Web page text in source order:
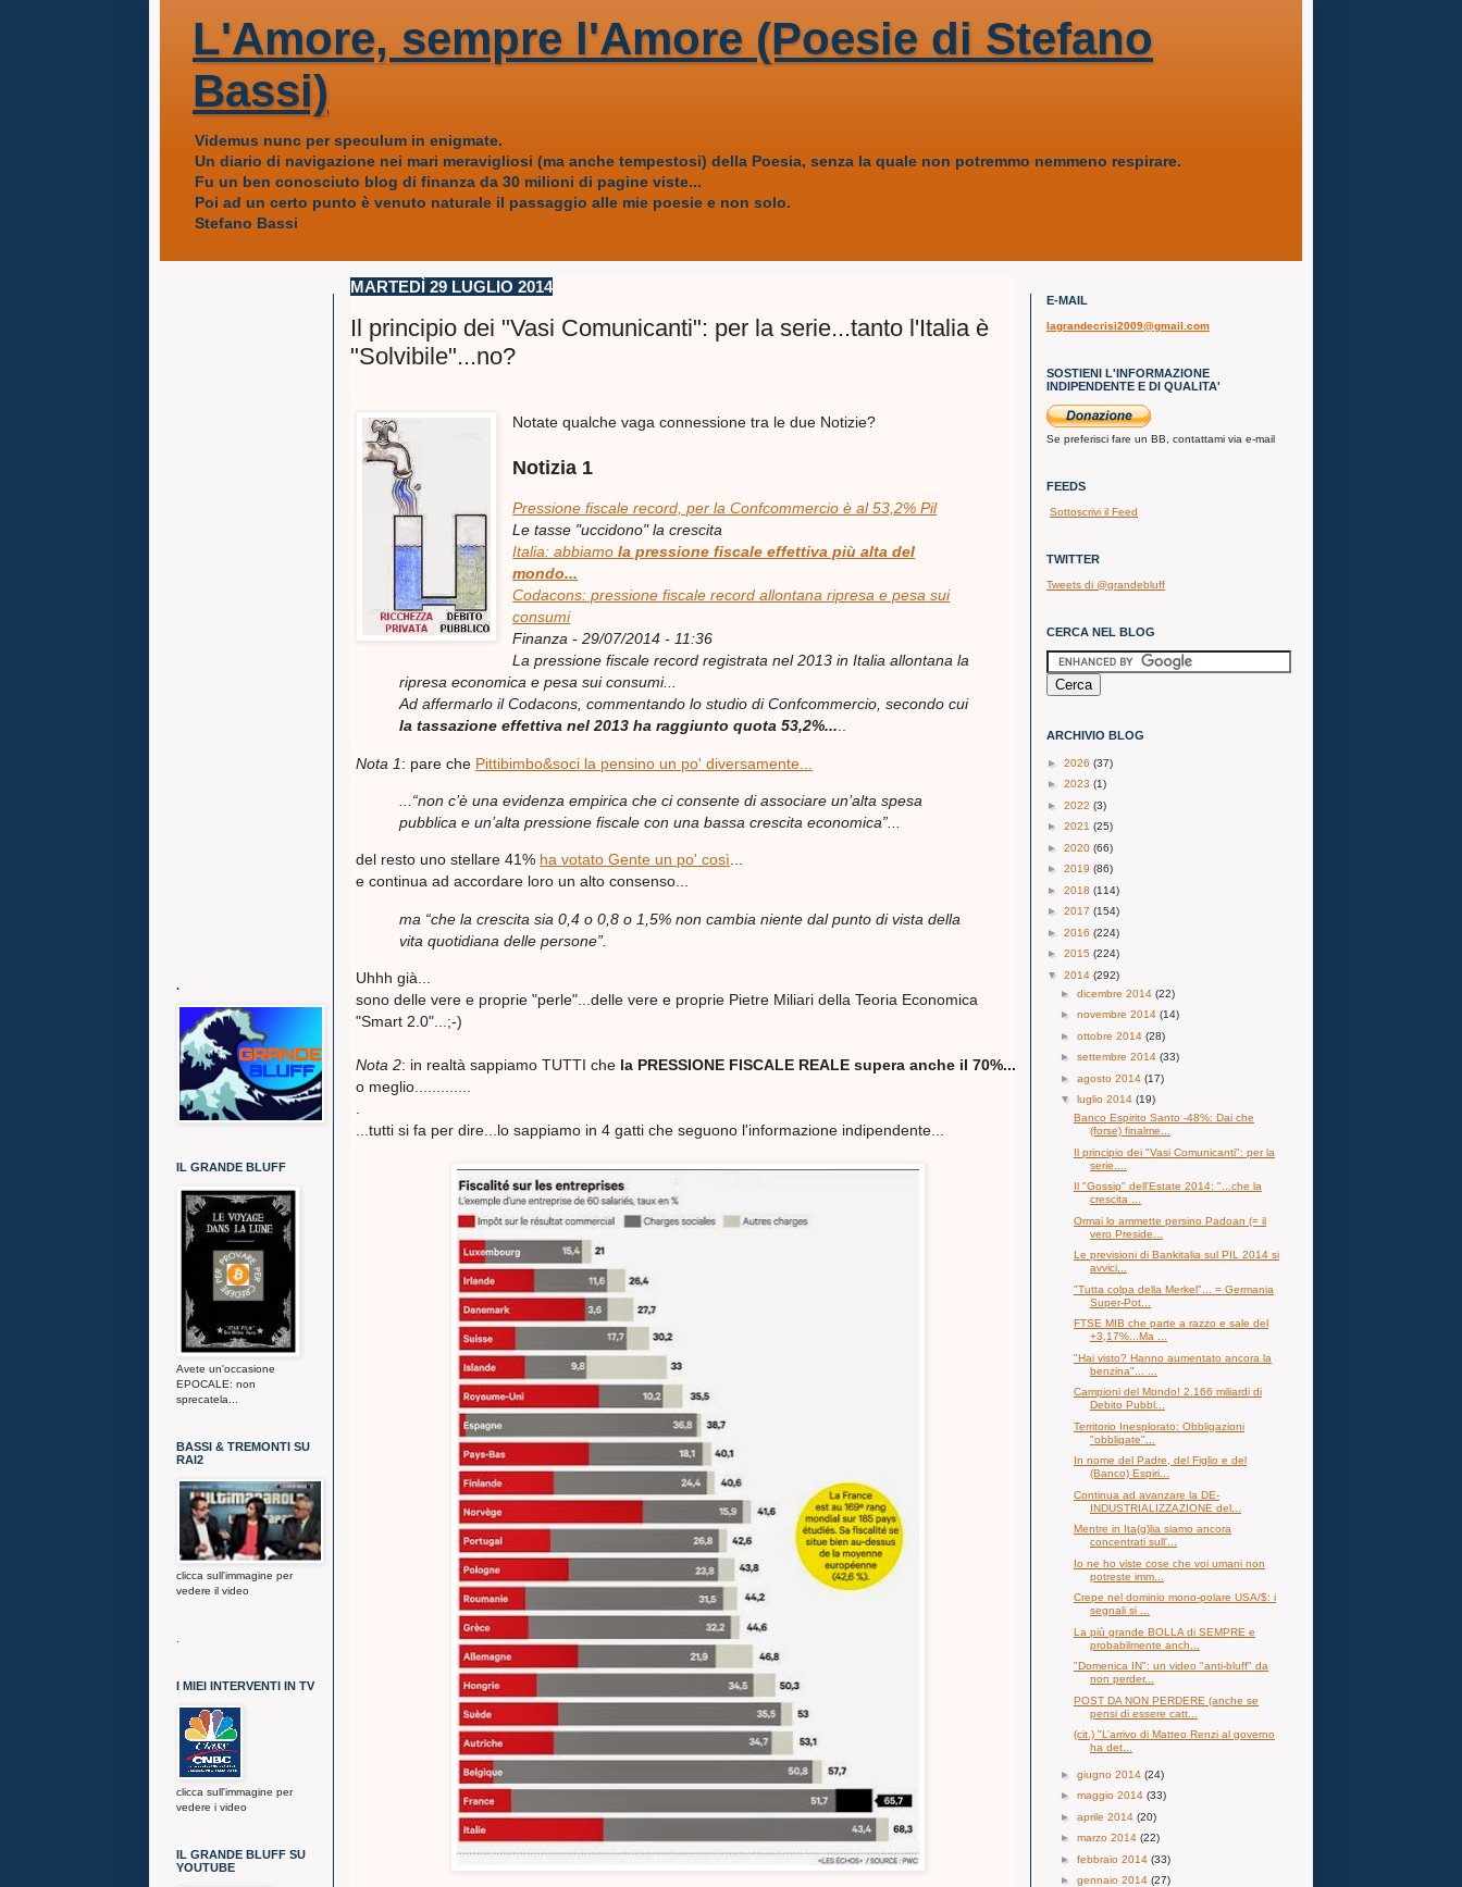
L'Amore, sempre l'Amore (Poesie di Stefano
Bassi)
Videmus nunc per speculum in enigmate.
Un diario di navigazione nei mari meravigliosi (ma anche tempestosi) della Poesia, senza la quale non potremmo nemmeno respirare.
Fu un ben conosciuto blog di finanza da 30 milioni di pagine viste...
Poi ad un certo punto è venuto naturale il passaggio alle mie poesie e non solo.
Stefano Bassi
MARTEDÌ 29 LUGLIO 2014
Il principio dei "Vasi Comunicanti": per la serie...tanto l'Italia è
"Solvibile"...no?
Notate qualche vaga connessione tra le due Notizie?
Notizia 1
Pressione fiscale record, per la Confcommercio è al 53,2% Pil
Le tasse "uccidono" la crescita
Italia: abbiamola pressione fiscale effettiva più alta del
mondo...
Codacons: pressione fiscale record allontana ripresa e pesa sui
consumi
Finanza - 29/07/2014 - 11:36
La pressione fiscale record registrata nel 2013 in Italia allontana la
ripresa economica e pesa sui consumi...
Ad affermarlo il Codacons, commentando lo studio di Confcommercio, secondo cui
la tassazione effettiva nel 2013 ha raggiunto quota 53,2%.....
Nota 1: pare che Pittibimbo&soci la pensino un po' diversamente...
...“non c’è una evidenza empirica che ci consente di associare un’alta spesa
pubblica e un’alta pressione fiscale con una bassa crescita economica”...
del resto uno stellare 41% ha votato Gente un po' così...
e continua ad accordare loro un alto consenso...
ma “che la crescita sia 0,4 o 0,8 o 1,5% non cambia niente dal punto di vista della
vita quotidiana delle persone”.
Uhhh già...
sono delle vere e proprie "perle"...delle vere e proprie Pietre Miliari della Teoria Economica
"Smart 2.0"...;-)
Nota 2: in realtà sappiamo TUTTI che la PRESSIONE FISCALE REALE supera anche il 70%...
o meglio.............
...tutti si fa per dire...lo sappiamo in 4 gatti che seguono l'informazione indipendente...
.
IL GRANDE BLUFF
Avete un'occasione
EPOCALE: non
sprecatela...
BASSI & TREMONTI SU
RAI2
clicca sull'immagine per
vedere il video
I MIEI INTERVENTI IN TV
clicca sull'immagine per
vedere i video
IL GRANDE BLUFF SU
YOUTUBE
E-MAIL
lagrandecrisi2009@gmail.com
SOSTIENI L'INFORMAZIONE
INDIPENDENTE E DI QUALITA'
Se preferisci fare un BB, contattami via e-mail
FEEDS
Sottoscrivi il Feed
TWITTER
Tweets di @grandebluff
CERCA NEL BLOG
ARCHIVIO BLOG
► 2026 (37)
► 2023 (1)
► 2022 (3)
► 2021 (25)
► 2020 (66)
► 2019 (86)
► 2018 (114)
► 2017 (154)
► 2016 (224)
► 2015 (224)
▼ 2014 (292)
► dicembre 2014 (22)
► novembre 2014 (14)
► ottobre 2014 (28)
► settembre 2014 (33)
► agosto 2014 (17)
▼ luglio 2014 (19)
Banco Espirito Santo -48%: Dai che
(forse) finalme...
Il principio dei "Vasi Comunicanti": per la
serie....
Il "Gossip" dell'Estate 2014: "...che la
crescita ...
Ormai lo ammette persino Padoan (= il
vero Preside...
Le previsioni di Bankitalia sul PIL 2014 si
avvici...
"Tutta colpa della Merkel"... = Germania
Super-Pot...
FTSE MIB che parte a razzo e sale del
+3,17%...Ma ...
"Hai visto? Hanno aumentato ancora la
benzina"... ...
Campioni del Mondo! 2.166 miliardi di
Debito Pubbl...
Territorio Inesplorato: Obbligazioni
"obbligate"...
In nome del Padre, del Figlio e del
(Banco) Espiri...
Continua ad avanzare la DE-
INDUSTRIALIZZAZIONE del...
Mentre in Ita(g)lia siamo ancora
concentrati sull'...
Io ne ho viste cose che voi umani non
potreste imm...
Crepe nel dominio mono-polare USA/$: i
segnali si ...
La più grande BOLLA di SEMPRE e
probabilmente anch...
"Domenica IN": un video "anti-bluff" da
non perder...
POST DA NON PERDERE (anche se
pensi di essere catt...
(cit.) "L’arrivo di Matteo Renzi al governo
ha det...
► giugno 2014 (24)
► maggio 2014 (33)
► aprile 2014 (20)
► marzo 2014 (22)
► febbraio 2014 (33)
► gennaio 2014 (27)